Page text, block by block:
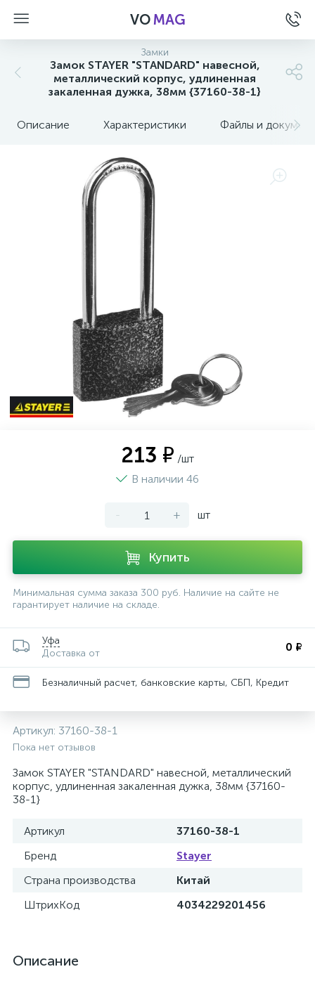
VOMAG
Замки
Замок STAYER "STANDARD" навесной,
металлический корпус, удлиненная
закаленная дужка, 38мм {37160-38-1}
Описание Характеристики Файлы и
213 ₽ /шт
В наличии 46
- + шт
Купить
Минимальная сумма заказа 300 руб. Наличие на сайте не
гарантирует наличие на складе.
Уфа
Доставка от
0 ₽
Безналичный расчет, банковские карты, СБП, Кредит
Артикул: 37160-38-1
Пока нет отзывов
Замок STAYER "STANDARD" навесной, металлический
корпус, удлиненная закаленная дужка, 38мм {37160-
38-1}
Артикул
37160-38-1
Бренд
Stayer
Страна производства
Китай
ШтрихКод
4034229201456
Описание